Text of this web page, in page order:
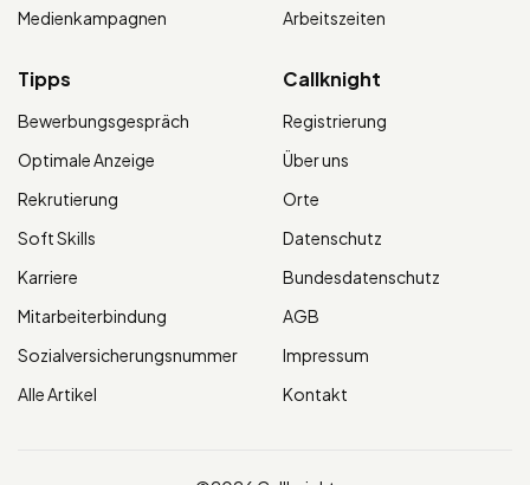
Medienkampagnen
Arbeitszeiten
Tipps
Bewerbungsgespräch
Optimale Anzeige
Rekrutierung
Soft Skills
Karriere
Mitarbeiterbindung
Sozialversicherungsnummer
Alle Artikel
Callknight
Registrierung
Über uns
Orte
Datenschutz
Bundesdatenschutz
AGB
Impressum
Kontakt